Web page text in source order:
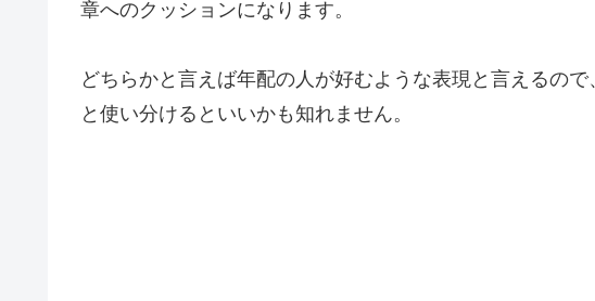
章へのクッションになります。
どちらかと言えば年配の人が好むような表現と言えるの
と使い分けるといいかも知れません。